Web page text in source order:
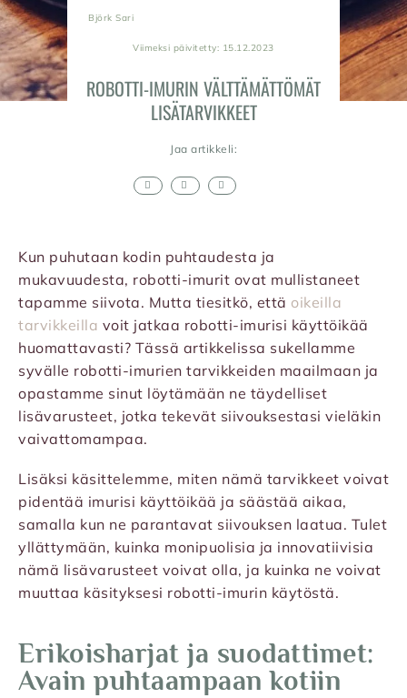
Björk Sari
Viimeksi päivitetty: 15.12.2023
ROBOTTI-IMURIN VÄLTTÄMÄTTÖMÄT
LISÄTARVIKKEET
Jaa artikkeli:
Kun puhutaan kodin puhtaudesta ja
mukavuudesta, robotti-imurit ovat mullistaneet
tapamme siivota. Mutta tiesitkö, että oikeilla
tarvikkeilla voit jatkaa robotti-imurisi käyttöikää
huomattavasti? Tässä artikkelissa sukellamme
syvälle robotti-imurien tarvikkeiden maailmaan ja
opastamme sinut löytämään ne täydelliset
lisävarusteet, jotka tekevät siivouksestasi vieläkin
vaivattomampaa.
Lisäksi käsittelemme, miten nämä tarvikkeet voivat
pidentää imurisi käyttöikää ja säästää aikaa,
samalla kun ne parantavat siivouksen laatua. Tulet
yllättymään, kuinka monipuolisia ja innovatiivisia
nämä lisävarusteet voivat olla, ja kuinka ne voivat
muuttaa käsityksesi robotti-imurin käytöstä.
Erikoisharjat ja suodattimet:
Avain puhtaampaan kotiin